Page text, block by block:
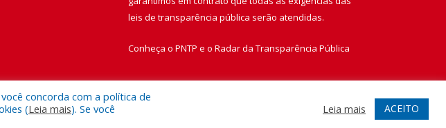
leis de transparência pública serão atendidas.
Conheça o PNTP e o Radar da Transparência Pública
concorda com a política de
(Leia mais). Se você
Leia mais ACEITO